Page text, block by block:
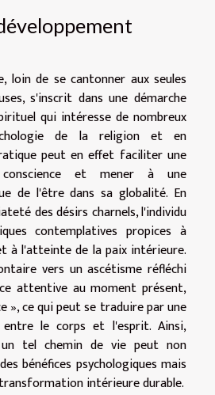
loin de se cantonner aux seules
s'inscrit dans une démarche
qui intéresse de nombreux
de la religion et en
peut en effet faciliter une
et mener à une
de l'être dans sa globalité. En
des désirs charnels, l'individu
contemplatives propices à
à l'atteinte de la paix intérieure.
vers un ascétisme réfléchi
attentive au moment présent,
», ce qui peut se traduire par une
le corps et l'esprit. Ainsi,
un tel chemin de vie peut non
bénéfices psychologiques mais
intérieure durable.